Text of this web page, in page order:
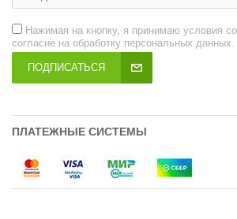
Нажимая на кнопку, я принимаю условия
согласие на обработку персональных данных.
ПОДПИСАТЬСЯ
ПЛАТЕЖНЫЕ СИСТЕМЫ